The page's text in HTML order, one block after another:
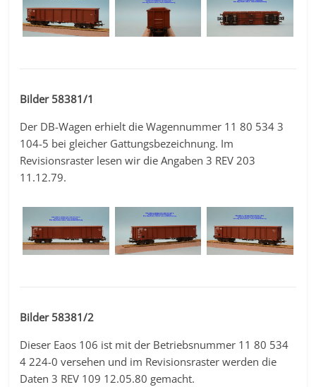
Bilder 58381/1
Der DB-Wagen erhielt die Wagennummer 11 80 534 3
104-5 bei gleicher Gattungsbezeichnung. Im
Revisionsraster lesen wir die Angaben 3 REV 203
11.12.79.
Bilder 58381/2
Dieser Eaos 106 ist mit der Betriebsnummer 11 80 534
4 224-0 versehen und im Revisionsraster werden die
Daten 3 REV 109 12.05.80 gemacht.